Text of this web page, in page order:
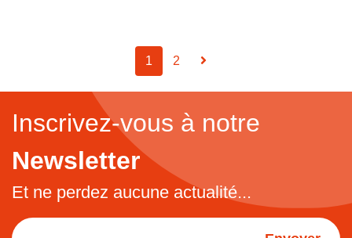
1 2
Inscrivez-vous à notre
Newsletter
Et ne perdez aucune actualité...